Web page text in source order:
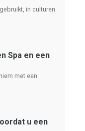
in culturen
Spa en een
met een
u een